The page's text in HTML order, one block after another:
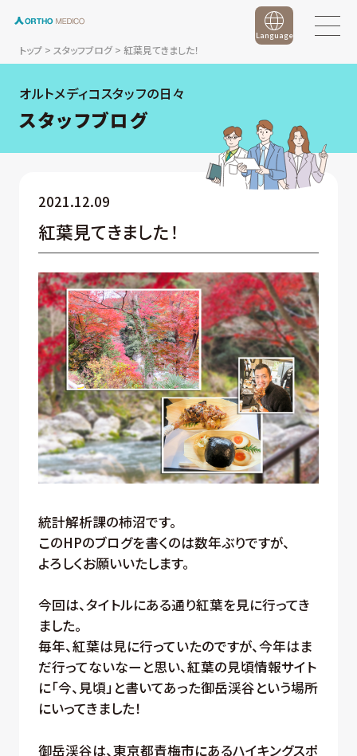
トップ> スタッフブログ> 紅葉見てきました！
Language
オルトメディコスタッフの日々
スタッフブログ
2021.12.09
紅葉見てきました！
統計解析課の柿沼です。
このHPのブログを書くのは数年ぶりですが、
よろしくお願いいたします。
今回は、タイトルにある通り紅葉を見に行ってき
ました。
毎年、紅葉は見に行っていたのですが、今年はま
だ行ってないなーと思い、紅葉の見頃情報サイト
に「今、見頃」と書いてあった御岳渓谷という場所
にいってきました！
御岳渓谷は、東京都青梅市にあるハイキングスポ